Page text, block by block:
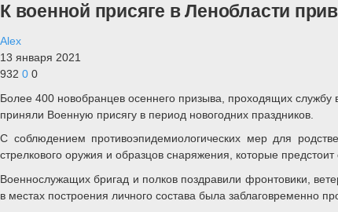
К военной присяге в Ленобласти
Alex
13 января 2021
932 0 0
Более 400 новобранцев осеннего призыва, проходящих службу
приняли Военную присягу в период новогодних праздников.
С соблюдением противоэпидемиологических мер для
стрелкового оружия и образцов снаряжения, которые
Военнослужащих бригад и полков поздравили фронтовики,
в местах построения личного состава была заблаговременно